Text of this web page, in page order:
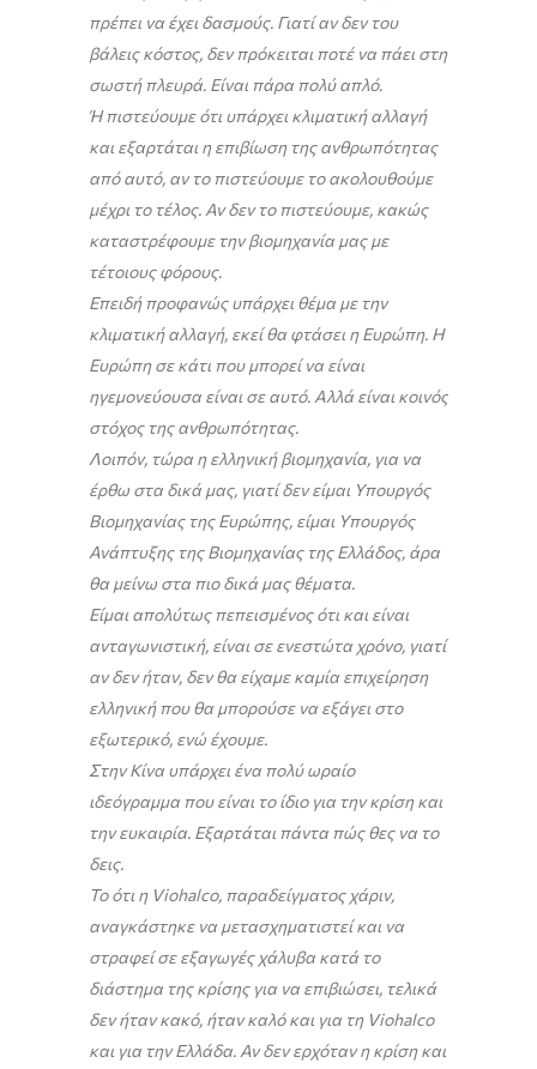
πρέπει να έχει δασμούς. Γιατί αν δεν του
βάλεις κόστος, δεν πρόκειται ποτέ να πάει στη
σωστή πλευρά. Είναι πάρα πολύ απλό.
Ή πιστεύουμε ότι υπάρχει κλιματική αλλαγή
και εξαρτάται η επιβίωση της ανθρωπότητας
από αυτό, αν το πιστεύουμε το ακολουθούμε
μέχρι το τέλος. Αν δεν το πιστεύουμε, κακώς
καταστρέφουμε την βιομηχανία μας με
τέτοιους φόρους.
Επειδή προφανώς υπάρχει θέμα με την
κλιματική αλλαγή, εκεί θα φτάσει η Ευρώπη. Η
Ευρώπη σε κάτι που μπορεί να είναι
ηγεμονεύουσα είναι σε αυτό. Αλλά είναι κοινός
στόχος της ανθρωπότητας.
Λοιπόν, τώρα η ελληνική βιομηχανία, για να
έρθω στα δικά μας, γιατί δεν είμαι Υπουργός
Βιομηχανίας της Ευρώπης, είμαι Υπουργός
Ανάπτυξης της Βιομηχανίας της Ελλάδος, άρα
θα μείνω στα πιο δικά μας θέματα.
Είμαι απολύτως πεπεισμένος ότι και είναι
ανταγωνιστική, είναι σε ενεστώτα χρόνο, γιατί
αν δεν ήταν, δεν θα είχαμε καμία επιχείρηση
ελληνική που θα μπορούσε να εξάγει στο
εξωτερικό, ενώ έχουμε.
Στην Κίνα υπάρχει ένα πολύ ωραίο
ιδεόγραμμα που είναι το ίδιο για την κρίση και
την ευκαιρία. Εξαρτάται πάντα πώς θες να το
δεις.
Το ότι η Viohalco, παραδείγματος χάριν,
αναγκάστηκε να μετασχηματιστεί και να
στραφεί σε εξαγωγές χάλυβα κατά το
διάστημα της κρίσης για να επιβιώσει, τελικά
δεν ήταν κακό, ήταν καλό και για τη Viohalco
και για την Ελλάδα. Αν δεν ερχόταν η κρίση και